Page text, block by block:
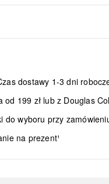
dostawy 1-3 dni
od 199 zł lub z Douglas
do wyboru przy
na prezent¹